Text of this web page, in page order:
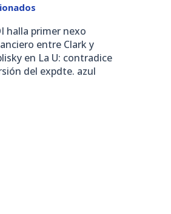
halla primer nexo
entre Clark y
en La U: contradice
del expdte. azul